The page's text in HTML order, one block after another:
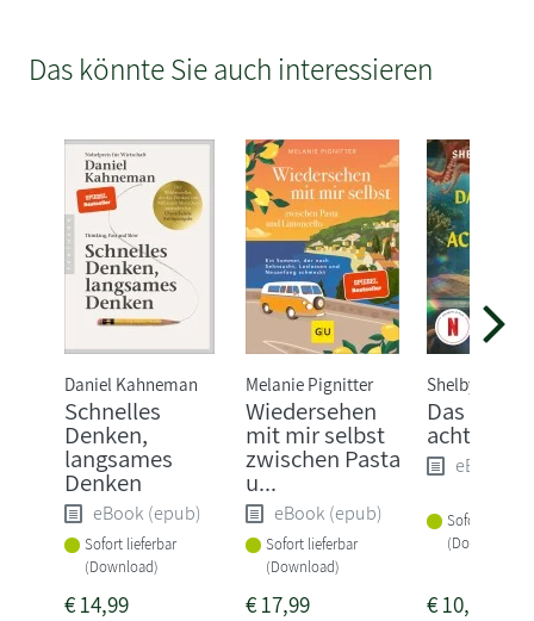
Das könnte Sie auch interessieren
Daniel Kahneman
Schnelles
Denken,
langsames
Denken
eBook (epub)
Sofort lieferbar
(Download)
€14,99
Melanie Pignitter
Wiedersehen
mit mir selbst
zwischen Pasta
u...
eBook (epub)
Sofort lieferbar
(Download)
€17,99
Shelby van
Das
acht Arme
eBook
Sofort
(Download)
€10,99